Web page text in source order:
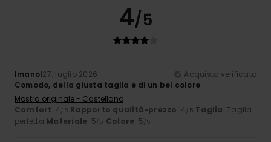
4/5
Imanol27. luglio 2026
Acquisto verificato
Comodo, della giusta taglia e di un bel colore
Mostra originale - Castellano
Comfort: 4/5 Rapporto qualità-prezzo: 4/5 Taglia: Taglia
perfetta Materiale: 5/5 Colore: 5/5